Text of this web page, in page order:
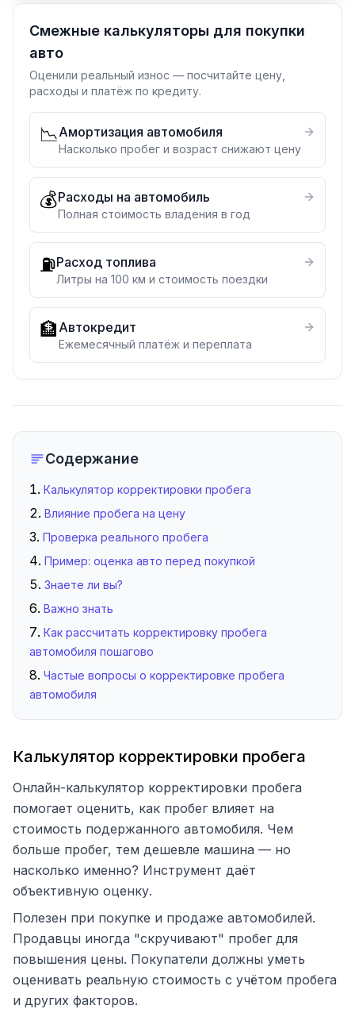
Смежные калькуляторы для покупки
авто
Оценили реальный износ — посчитайте цену,
расходы и платёж по кредиту.
📉Амортизация автомобиля
Насколько пробег и возраст снижают цену
💰Расходы на автомобиль
Полная стоимость владения в год
⛽Расход топлива
Литры на 100 км и стоимость поездки
🏦 Автокредит
Ежемесячный платёж и переплата
Содержание
Калькулятор корректировки пробега
Влияние пробега на цену
Проверка реального пробега
Пример: оценка авто перед покупкой
Знаете ли вы?
Важно знать
Как рассчитать корректировку пробега
автомобиля пошагово
Частые вопросы о корректировке пробега
автомобиля
Калькулятор корректировки пробега
Онлайн-калькулятор корректировки пробега
помогает оценить, как пробег влияет на
стоимость подержанного автомобиля. Чем
больше пробег, тем дешевле машина — но
насколько именно? Инструмент даёт
объективную оценку.
Полезен при покупке и продаже автомобилей.
Продавцы иногда "скручивают" пробег для
повышения цены. Покупатели должны уметь
оценивать реальную стоимость с учётом пробега
и других факторов.